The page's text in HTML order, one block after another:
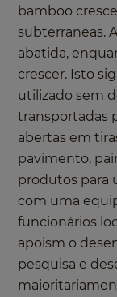
bamboo
subterraneas.
abatida,
crescer. Isto
utilizado sem
transportadas
abertas em
pavimento,
produtos para
com uma
funcionários
apoism o
pesquisa e